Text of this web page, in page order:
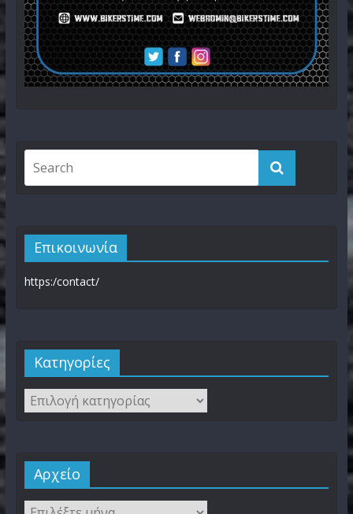
Επικοινωνία
https:/contact/
Kατηγορίες
Αρχείο